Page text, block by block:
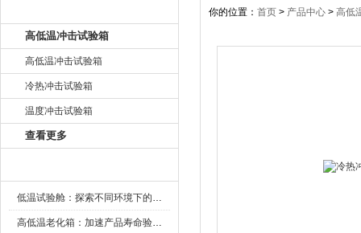
高低温冲击试验箱
高低温冲击试验箱
冷热冲击试验箱
温度冲击试验箱
查看更多
低温试验舱：探索不同环境下的科技边界
高低温老化箱：加速产品寿命验证的可靠伙伴
你的位置： 首页 > 产品中心 > 高低